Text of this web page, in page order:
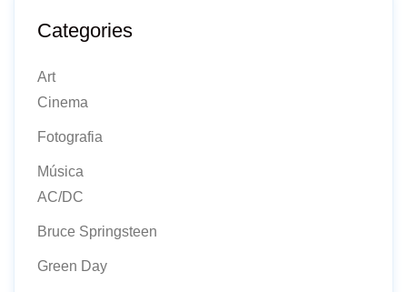
Categories
Art
Cinema
Fotografia
Música
AC/DC
Bruce Springsteen
Green Day